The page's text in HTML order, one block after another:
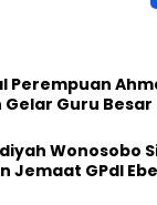
Perempuan
Gelar Guru
Wonosobo
Jemaat GPdI